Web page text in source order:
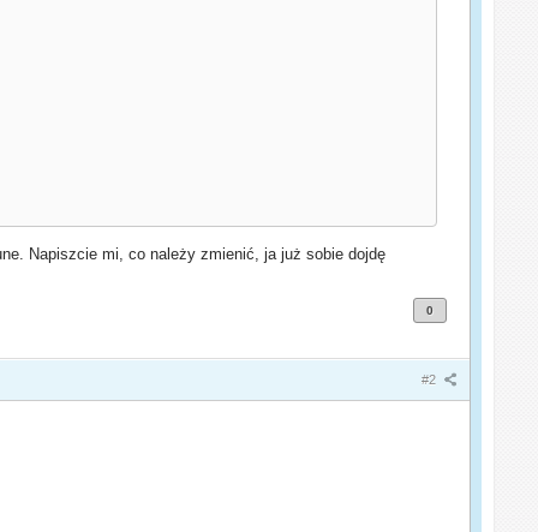
Napiszcie mi, co należy zmienić, ja już sobie dojdę
0
#2